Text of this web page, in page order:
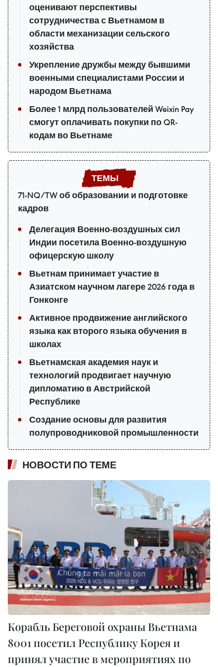
оценивают перспективы
сотрудничества с Вьетнамом в
области механизации сельского
хозяйства
Укрепление дружбы между бывшими
военными специалистами России и
народом Вьетнама
Более 1 млрд пользователей Weixin Pay
смогут оплачивать покупки по QR-
кодам во Вьетнаме
71-NQ/TW об образовании и подготовке
кадров
Делегация Военно-воздушных сил
Индии посетила Военно-воздушную
офицерскую школу
Вьетнам принимает участие в
Азиатском научном лагере 2026 года в
Гонконге
Активное продвижение английского
языка как второго языка обучения в
школах
Вьетнамская академия наук и
технологий продвигает научную
дипломатию в Австрийской
Республике
Создание основы для развития
полупроводниковой промышленности
НОВОСТИ ПО ТЕМЕ
Корабль Береговой охраны Вьетнама
8001 посетил Республику Корея и
принял участие в мероприятиях по